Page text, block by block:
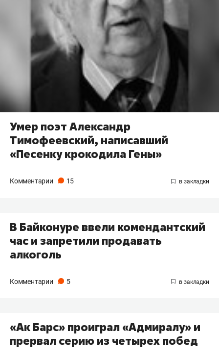
Умер поэт Александр
Тимофеевский, написавший
«Песенку крокодила Гены»
Комментарии 15
В Байконуре ввели комендантский
час и запретили продавать
алкоголь
Комментарии 5
«Ак Барс» проиграл «Адмиралу» и
прервал серию из четырех побед